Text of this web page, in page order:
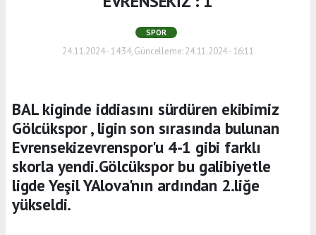
SPOR
24.11.2024 - 14:34, Güncelleme: 24.11.2024 - 16:11
BAL kiginde iddiasını sürdüren ekibimiz
Gölcükspor , ligin son sırasında bulunan
Evrensekizevrenspor'u 4-1 gibi farklı
skorla yendi.Gölcükspor bu galibiyetle
ligde Yeşil YAlova'nın ardından 2.liğe
yükseldi.